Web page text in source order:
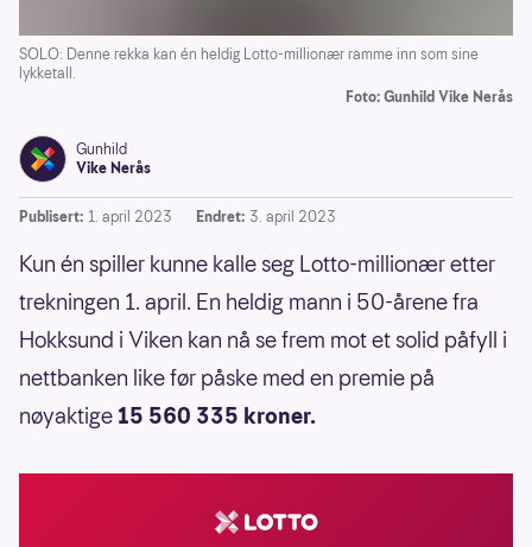
SOLO: Denne rekka kan én heldig Lotto-millionær ramme inn som sine
lykketall.
Foto: Gunhild Vike Nerås
Gunhild
Vike Nerås
Publisert: 1. april 2023 Endret: 3. april 2023
Kun én spiller kunne kalle seg Lotto-millionær etter
trekningen 1. april. En heldig mann i 50-årene fra
Hokksund i Viken kan nå se frem mot et solid påfyll i
nettbanken like før påske med en premie på
nøyaktige15 560 335 kroner.